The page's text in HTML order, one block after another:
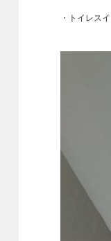
・トイレス